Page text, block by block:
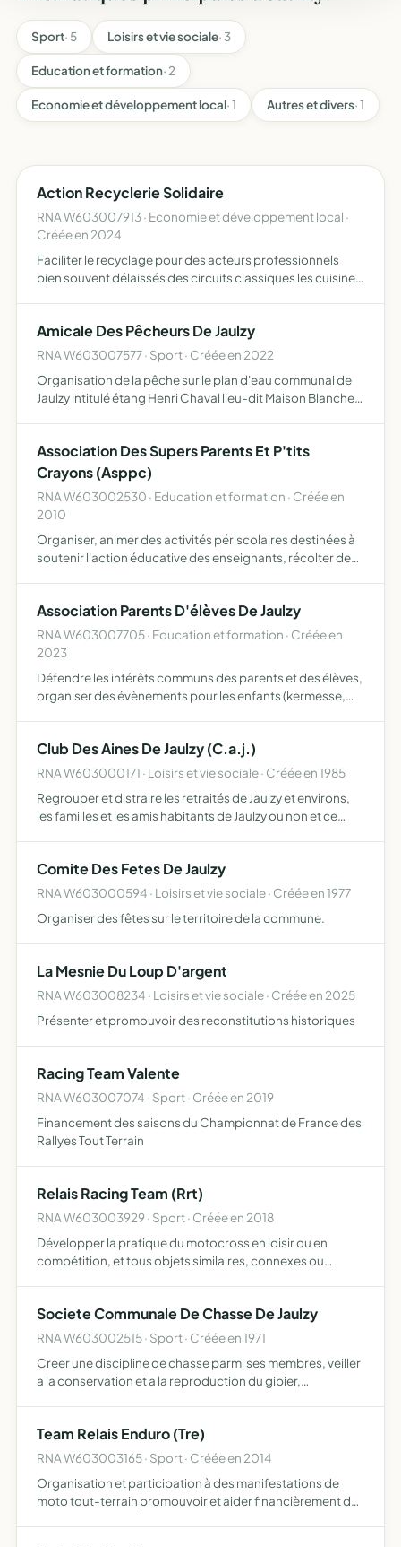
Sport· 5 Loisirs et vie sociale· 3
Education et formation· 2
Economie et développement local· 1 Autres et divers· 1
Action Recyclerie Solidaire
RNA W603007913 · Economie et développement local ·
Créée en 2024
Faciliter le recyclage pour des acteurs professionnels
bien souvent délaissés des circuits classiques les cuisines
Amicale Des Pêcheurs De Jaulzy
RNA W603007577 · Sport · Créée en 2022
Organisation de la pêche sur le plan d'eau communal de
Jaulzy intitulé étang Henri Chaval lieu-dit Maison Blanche,
Association Des Supers Parents Et P'tits
Crayons (Asppc)
RNA W603002530 · Education et formation · Créée en
2010
Organiser, animer des activités périscolaires destinées à
soutenir l'action éducative des enseignants, récolter des
Association Parents D'élèves De Jaulzy
RNA W603007705 · Education et formation · Créée en
2023
Défendre les intérêts communs des parents et des élèves,
organiser des évènements pour les enfants (kermesse,
Club Des Aines De Jaulzy (C.a.j.)
RNA W603000171 · Loisirs et vie sociale · Créée en 1985
Regrouper et distraire les retraités de Jaulzy et environs,
les familles et les amis habitants de Jaulzy ou non et ce
Comite Des Fetes De Jaulzy
RNA W603000594 · Loisirs et vie sociale · Créée en 1977
Organiser des fêtes sur le territoire de la commune.
La Mesnie Du Loup D'argent
RNA W603008234 · Loisirs et vie sociale · Créée en 2025
Présenter et promouvoir des reconstitutions historiques
Racing Team Valente
RNA W603007074 · Sport · Créée en 2019
Financement des saisons du Championnat de France des
Rallyes Tout Terrain
Relais Racing Team (Rrt)
RNA W603003929 · Sport · Créée en 2018
Développer la pratique du motocross en loisir ou en
compétition, et tous objets similaires, connexes ou
Societe Communale De Chasse De Jaulzy
RNA W603002515 · Sport · Créée en 1971
Creer une discipline de chasse parmi ses membres, veiller
a la conservation et a la reproduction du gibier,
Team Relais Enduro (Tre)
RNA W603003165 · Sport · Créée en 2014
Organisation et participation à des manifestations de
moto tout-terrain promouvoir et aider financièrement des